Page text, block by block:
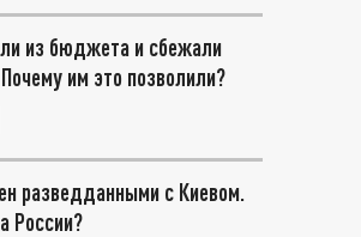
из бюджета и сбежали
им это позволили?
разведданными с Киевом.
России?